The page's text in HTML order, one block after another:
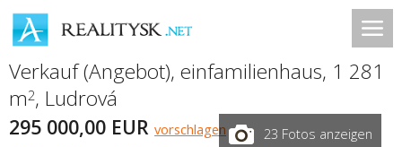
Verkauf (Angebot), einfamilienhaus, 1 281
m2, Ludrová
295 000,00 EUR vorschlagen 23 Fotos anzeigen